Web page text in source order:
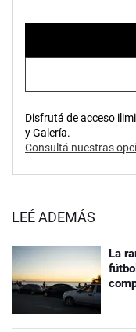
Disfrutá de acceso
y Galería.
Consultá nuestras
LEÉ ADEMÁS
La